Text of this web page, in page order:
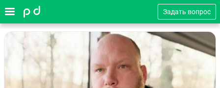
Задать вопрос